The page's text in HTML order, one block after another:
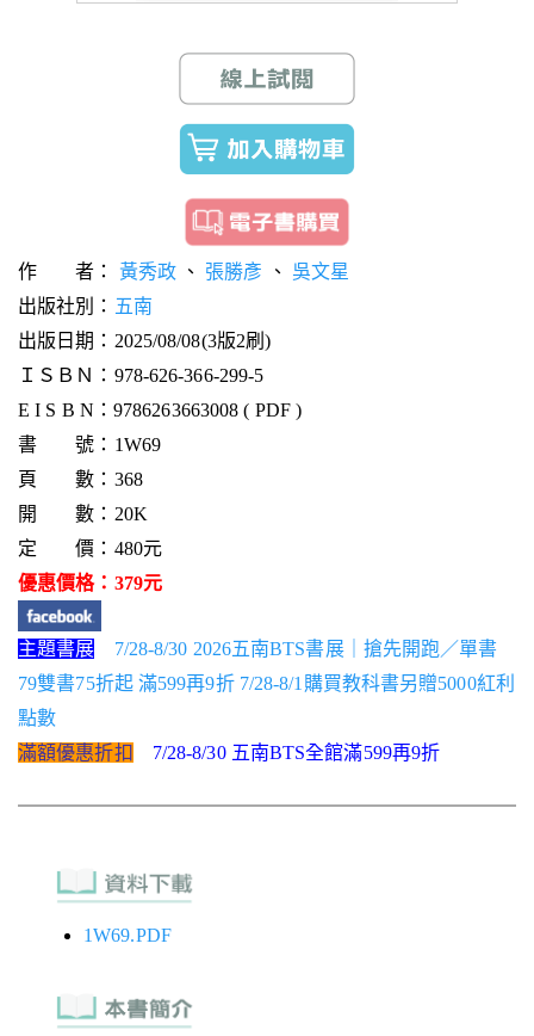
作 者： 黃秀政、 張勝彥 、 吳文星
出版社別： 五南
出版日期：2025/08/08(3版2刷)
ＩＳＢＮ：978-626-366-299-5
E I S B N：9786263663008 ( PDF )
書 號：1W69
頁 數：368
開 數：20K
定 價：480元
優惠價格：379元
主題書展
7/28-8/30 2026五南BTS書展｜搶先開跑／單書
79雙書75折起 滿599再9折 7/28-8/1購買教科書另贈5000紅利
點數
滿額優惠折扣
7/28-8/30 五南BTS全館滿599再9折
1W69.PDF